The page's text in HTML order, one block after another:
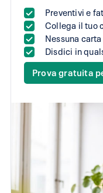
Preventivi e
Collega il tuo
Nessuna
Disdici in
Prova gratuita